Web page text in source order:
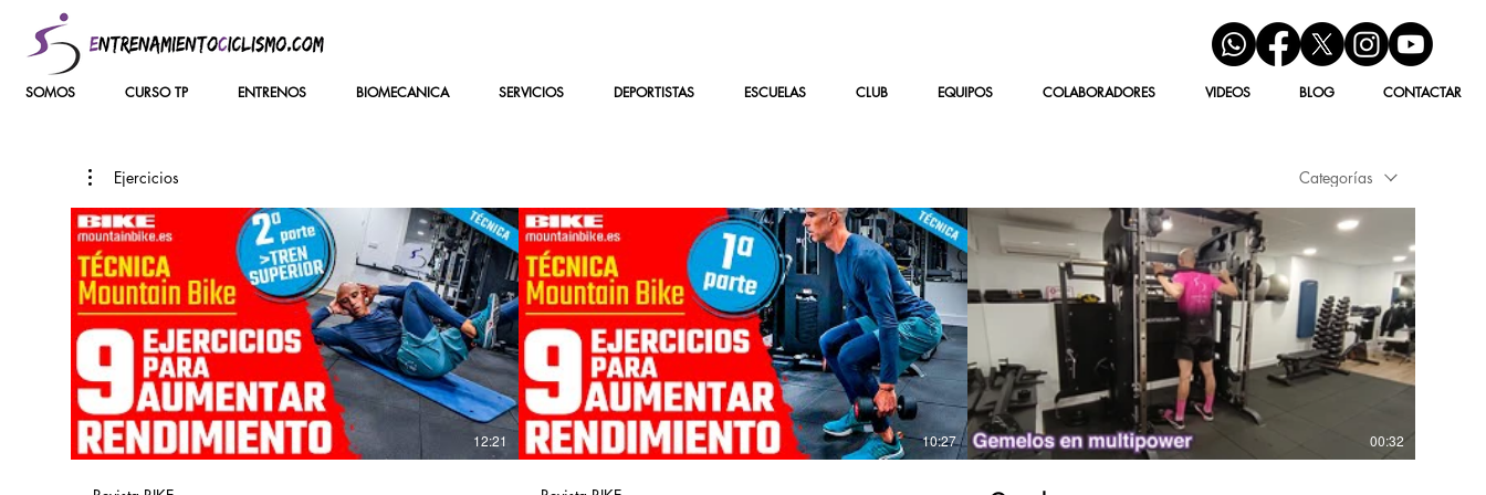
SOMOS CURSO TP ENTRENOS BIOMECANICA SERVICIOS DEPORTISTAS ESCUELAS CLUB EQUIPOS COLABORADORES VIDEOS BLOG CONTACTAR
Ejercicios Categorías
12:21 10:27 00:32